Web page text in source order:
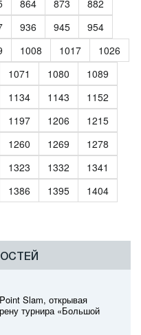
864 873
882
936 945
954
1008 1017
1026
1071 1080
1089
1134 1143
1152
1197 1206
1215
1260 1269
1278
1323 1332
1341
1386 1395
1404
Slam, открывая
турнира «Большой